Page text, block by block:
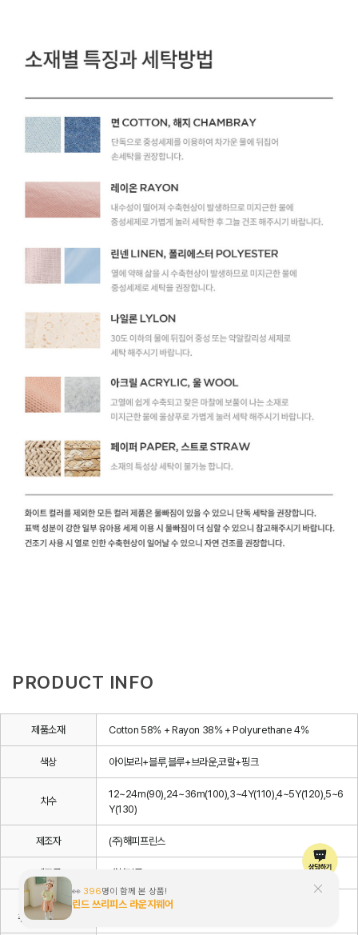
PRODUCT INFO
제품소재 Cotton 58% + Rayon 38% + Polyurethane 4%
색상 아이보리+블루,블루+브라운,코랄+핑크
치수
12~24m(90),24~36m(100),3~4Y(110),4~5Y(120),5~6
Y(130)
제조자 (주)해피프린스
제조국 대한민국
세탁방법 및
취급시 주의사항
상세설명 참조